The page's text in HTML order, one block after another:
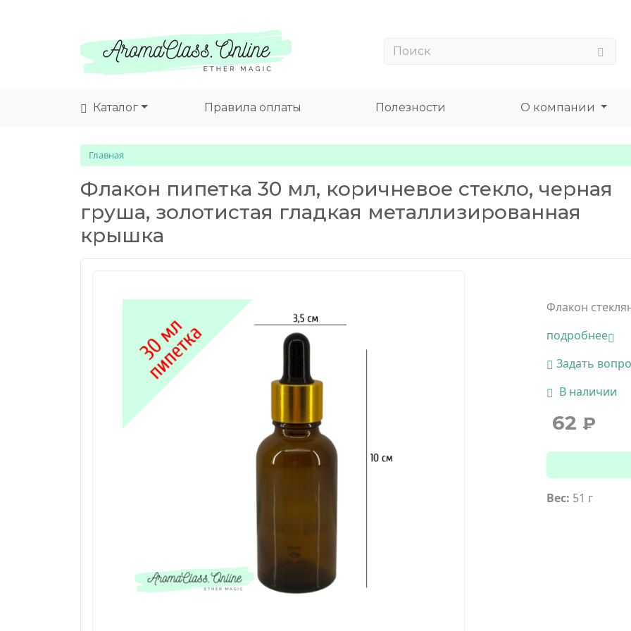
Каталог Правила оплаты Полезности О компании
Главная
Флакон пипетка 30 мл, коричневое стекло, черная
груша, золотистая гладкая металлизированная
крышка
Флакон
подробнее
Задать
В наличии
62 ₽
Вес: 51 г